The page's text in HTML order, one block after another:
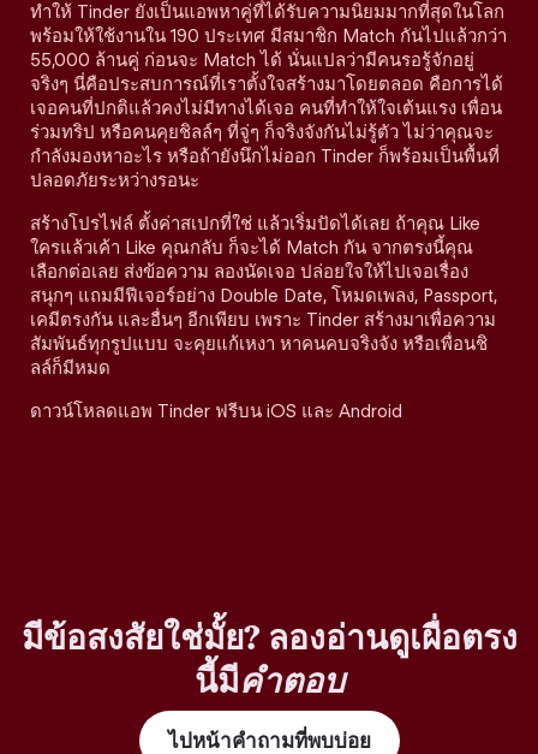
ทำให้ Tinder ยังเป็นแอพหาคู่ที่ได้รับความนิยมมากที่สุดในโลก
พร้อมให้ใช้งานใน 190 ประเทศ มีสมาชิก Match กันไปแล้วกว่า
55,000 ล้านคู่ ก่อนจะ Match ได้ นั่นแปลว่ามีคนรอรู้จักอยู่
จริงๆ นี่คือประสบการณ์ที่เราตั้งใจสร้างมาโดยตลอด คือการได้
เจอคนที่ปกติแล้วคงไม่มีทางได้เจอ คนที่ทำให้ใจเต้นแรง เพื่อน
ร่วมทริป หรือคนคุยชิลล์ๆ ที่จู่ๆ ก็จริงจังกันไม่รู้ตัว ไม่ว่าคุณจะ
กำลังมองหาอะไร หรือถ้ายังนึกไม่ออก Tinder ก็พร้อมเป็นพื้นที่
ปลอดภัยระหว่างรอนะ
สร้างโปรไฟล์ ตั้งค่าสเปกที่ใช่ แล้วเริ่มปัดได้เลย ถ้าคุณ Like
ใครแล้วเค้า Like คุณกลับ ก็จะได้ Match กัน จากตรงนี้คุณ
เลือกต่อเลย ส่งข้อความ ลองนัดเจอ ปล่อยใจให้ไปเจอเรื่อง
สนุกๆ แถมมีฟีเจอร์อย่าง Double Date, โหมดเพลง, Passport,
เคมีตรงกัน และอื่นๆ อีกเพียบ เพราะ Tinder สร้างมาเพื่อความ
สัมพันธ์ทุกรูปแบบ จะคุยแก้เหงา หาคนคบจริงจัง หรือเพื่อนชิ
ลล์ก็มีหมด
ดาวน์โหลดแอพ Tinder ฟรีบน iOS และ Android
มีข้อสงสัยใช่มั้ย? ลองอ่านดูเผื่อตรง
นี้มีคำตอบ
ไปหน้าคำถามที่พบบ่อย